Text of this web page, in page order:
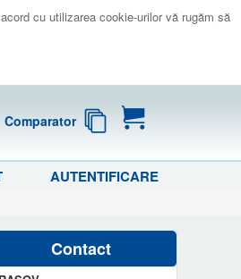
cu utilizarea cookie-urilor vă rugăm să
Comparator
AUTENTIFICARE
Contact